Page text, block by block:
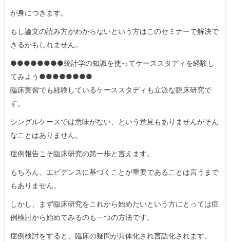
が身につきます。
もし論文の読み方がわからないという方はこのセミナーで解決で
きるかもしれません。
●●●●●●●●統計学の知識を使ってケーススタディを経験し
てみよう●●●●●●●●
臨床実習でも経験しているケーススタディも立派な臨床研究で
す。
シングルケースでは意味がない、という意見もありませんがそん
なことはありません。
症例報告こそ臨床研究の第一歩と言えます。
もちろん、エビデンスに基づくことが重要であることは言うまで
もありません。
しかし、まず臨床研究をこれから始めたいという方にとっては症
例検討から始めてみるのも一つの方法です。
症例検討をすると、臨床の疑問が具体化され言語化されます。